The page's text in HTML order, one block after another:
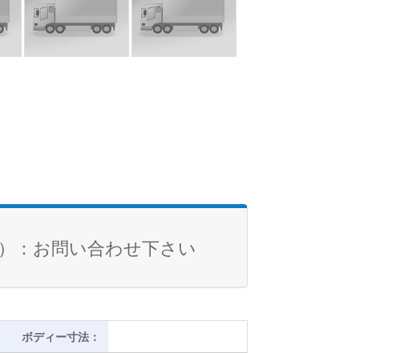
： お問い合わせ下さい
ボディー寸法：